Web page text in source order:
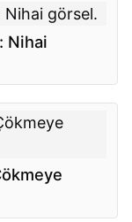
Nihai